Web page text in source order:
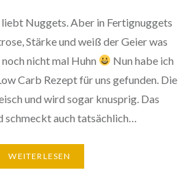
Nuggets. Aber in Fertignuggets
Stärke und weiß der Geier was
nicht mal Huhn
Nun habe ich
Carb Rezept für uns gefunden. Die
und wird sogar knusprig. Das
auch tatsächlich…
WEITERLESEN